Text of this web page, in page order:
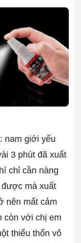
nam giới yếu
3 phút đã xuất
chỉ cần nàng
được mà xuất
nên mất cảm
còn với chị em
thiếu thốn vô